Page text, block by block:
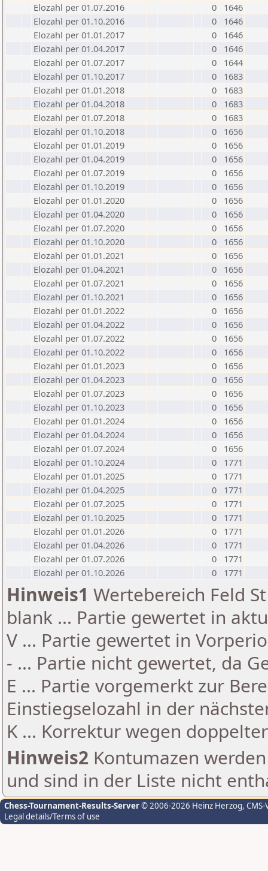
Elozahl per 01.07.2016
0
1646
Elozahl per 01.10.2016
0
1646
Elozahl per 01.01.2017
0
1646
Elozahl per 01.04.2017
0
1646
Elozahl per 01.07.2017
0
1644
Elozahl per 01.10.2017
0
1683
Elozahl per 01.01.2018
0
1683
Elozahl per 01.04.2018
0
1683
Elozahl per 01.07.2018
0
1683
Elozahl per 01.10.2018
0
1656
Elozahl per 01.01.2019
0
1656
Elozahl per 01.04.2019
0
1656
Elozahl per 01.07.2019
0
1656
Elozahl per 01.10.2019
0
1656
Elozahl per 01.01.2020
0
1656
Elozahl per 01.04.2020
0
1656
Elozahl per 01.07.2020
0
1656
Elozahl per 01.10.2020
0
1656
Elozahl per 01.01.2021
0
1656
Elozahl per 01.04.2021
0
1656
Elozahl per 01.07.2021
0
1656
Elozahl per 01.10.2021
0
1656
Elozahl per 01.01.2022
0
1656
Elozahl per 01.04.2022
0
1656
Elozahl per 01.07.2022
0
1656
Elozahl per 01.10.2022
0
1656
Elozahl per 01.01.2023
0
1656
Elozahl per 01.04.2023
0
1656
Elozahl per 01.07.2023
0
1656
Elozahl per 01.10.2023
0
1656
Elozahl per 01.01.2024
0
1656
Elozahl per 01.04.2024
0
1656
Elozahl per 01.07.2024
0
1656
Elozahl per 01.10.2024
0
1771
Elozahl per 01.01.2025
0
1771
Elozahl per 01.04.2025
0
1771
Elozahl per 01.07.2025
0
1771
Elozahl per 01.10.2025
0
1771
Elozahl per 01.01.2026
0
1771
Elozahl per 01.04.2026
0
1771
Elozahl per 01.07.2026
0
1771
Elozahl per 01.10.2026
0 1771
Hinweis1 Wertebereich Feld
blank ... Partie gewertet in
V ... Partie gewertet in
- ... Partie nicht gewertet, da
E ... Partie vorgemerkt zur
Einstiegselozahl in der
K ... Korrektur wegen
Hinweis2 Kontumazen
und sind in der Liste nicht
Chess-Tournament-Results-Server© 2006-2026 Heinz Herzog,
Legal details/Terms of use